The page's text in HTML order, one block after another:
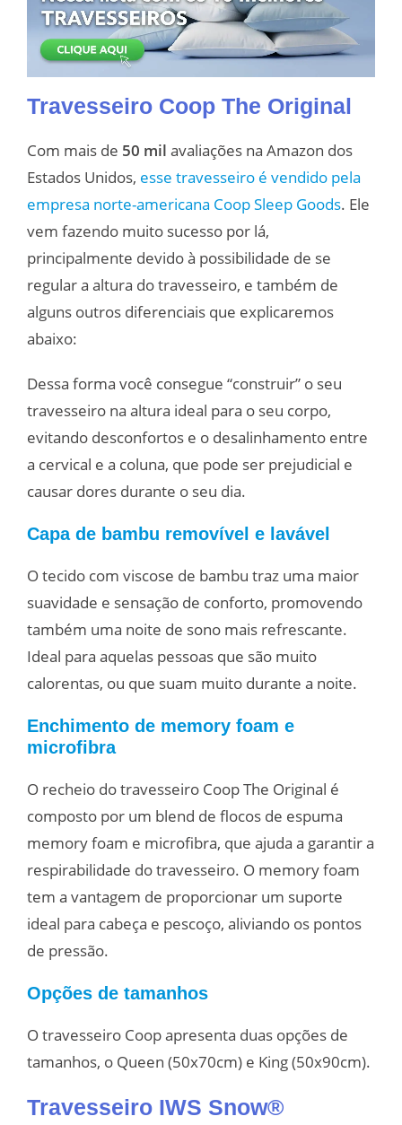
Travesseiro Coop The Original
Com mais de 50 mil avaliações na Amazon dos
Estados Unidos, esse travesseiro é vendido pela
empresa norte-americana Coop Sleep Goods. Ele
vem fazendo muito sucesso por lá,
principalmente devido à possibilidade de se
regular a altura do travesseiro, e também de
alguns outros diferenciais que explicaremos
abaixo:
Dessa forma você consegue “construir” o seu
travesseiro na altura ideal para o seu corpo,
evitando desconfortos e o desalinhamento entre
a cervical e a coluna, que pode ser prejudicial e
causar dores durante o seu dia.
Capa de bambu removível e lavável
O tecido com viscose de bambu traz uma maior
suavidade e sensação de conforto, promovendo
também uma noite de sono mais refrescante.
Ideal para aquelas pessoas que são muito
calorentas, ou que suam muito durante a noite.
Enchimento de memory foam e
microfibra
O recheio do travesseiro Coop The Original é
composto por um blend de flocos de espuma
memory foam e microfibra, que ajuda a garantir a
respirabilidade do travesseiro. O memory foam
tem a vantagem de proporcionar um suporte
ideal para cabeça e pescoço, aliviando os pontos
de pressão.
Opções de tamanhos
O travesseiro Coop apresenta duas opções de
tamanhos, o Queen (50x70cm) e King (50x90cm).
Travesseiro IWS Snow®